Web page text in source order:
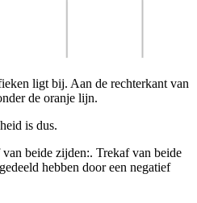
ligt bij. Aan de rechterkant van
de oranje lijn.
is dus.
van beide zijden:. Trekaf van beide
hebben door een negatief